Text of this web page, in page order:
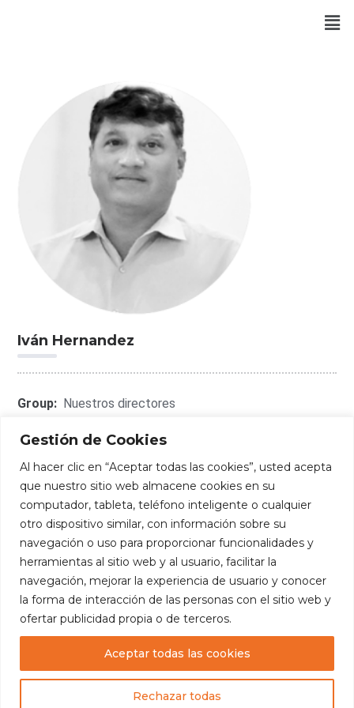
Gestión de Cookies
Al hacer clic en “Aceptar todas las cookies”, usted acepta
que nuestro sitio web almacene cookies en su
computador, tableta, teléfono inteligente o cualquier
otro dispositivo similar, con información sobre su
navegación o uso para proporcionar funcionalidades y
herramientas al sitio web y al usuario, facilitar la
navegación, mejorar la experiencia de usuario y conocer
la forma de interacción de las personas con el sitio web y
ofertar publicidad propia o de terceros.
Rechazar todas
Aceptar todas las cookies
Iván Hernandez
Group: Nuestros directores
Connect With Me:
— Fundación Edúcate. Todos los
derechos reservados.
Diseñado por:Luis Escalante